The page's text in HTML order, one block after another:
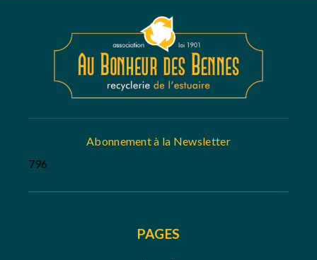
Abonnement à la Newsletter
796
PAGES